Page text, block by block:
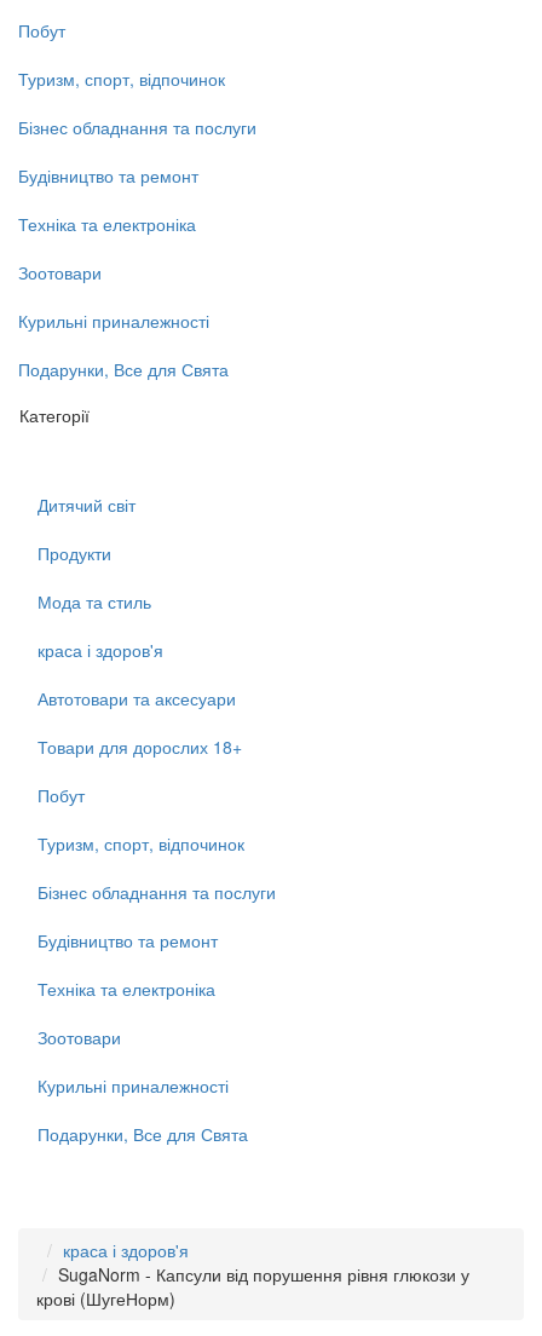
Побут
Туризм, спорт, відпочинок
Бізнес обладнання та послуги
Будівництво та ремонт
Техніка та електроніка
Зоотовари
Курильні приналежності
Подарунки, Все для Свята
Категорії
Дитячий світ
Продукти
Мода та стиль
краса і здоров'я
Автотовари та аксесуари
Товари для дорослих 18+
Побут
Туризм, спорт, відпочинок
Бізнес обладнання та послуги
Будівництво та ремонт
Техніка та електроніка
Зоотовари
Курильні приналежності
Подарунки, Все для Свята
краса і здоров'я
SugaNorm - Капсули від порушення рівня глюкози у
крові (ШугеНорм)